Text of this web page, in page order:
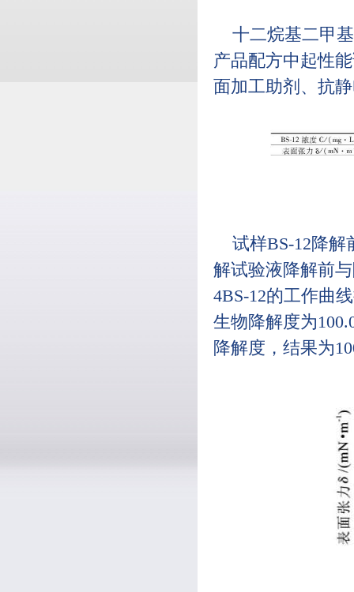
十二烷基二甲
产品配方中起性
面加工助剂、抗
试样BS-12降解
解试验液降解前
4BS-12的工作曲
生物降解度为
降解度，结果为